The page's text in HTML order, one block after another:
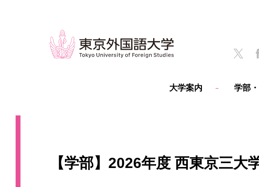
大学案内 学部
【学部】2026年度 西東京三